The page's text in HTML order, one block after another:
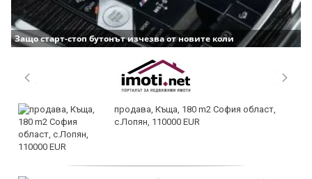
Защо старт-стоп бутонът изчезва от новите коли
продава, Къща, 180 m2 София област,
с.Лопян, 110000 EUR